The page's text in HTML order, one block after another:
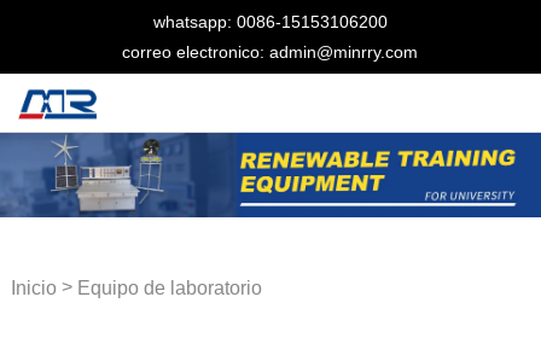
whatsapp: 0086-15153106200
correo electronico: admin@minrry.com
Inicio> Equipo de laboratorio